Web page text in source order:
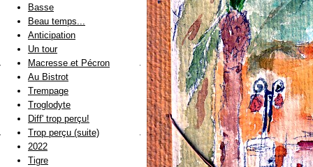
Basse
Beau temps...
Anticipation
Un tour
Macresse et Pécron
Au Bistrot
Trempage
Troglodyte
Diff' trop perçu!
Trop perçu (suite)
2022
Tigre